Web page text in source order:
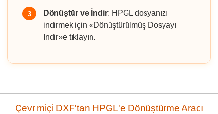
3 Dönüştür ve İndir: HPGL dosyanızı
indirmek için «Dönüştürülmüş Dosyayı
İndir»e tıklayın.
Çevrimiçi DXF'tan HPGL'e Dönüştürme Aracı